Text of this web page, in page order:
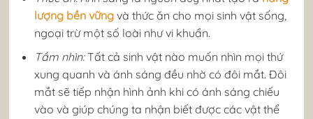
lượng bền vững và thức ăn cho mọi sinh vật sống,
ngoại trừ một số loài như vi khuẩn.
Tầm nhìn:Tất cả sinh vật nào muốn nhìn mọi thứ
xung quanh và ánh sáng đều nhờ có đôi mắt. Đôi
mắt sẽ tiếp nhận hình ảnh khi có ánh sáng chiếu
vào và giúp chúng ta nhận biết được các vật thể